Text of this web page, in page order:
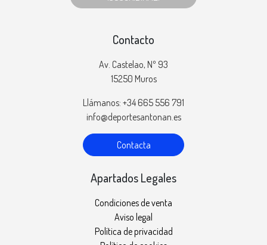
Contacto
Av. Castelao, Nº 93
15250 Muros
Llámanos: +34 665 556 791
info@deportesantonan.es
Contacta
Apartados Legales
Condiciones de venta
Aviso legal
Política de privacidad